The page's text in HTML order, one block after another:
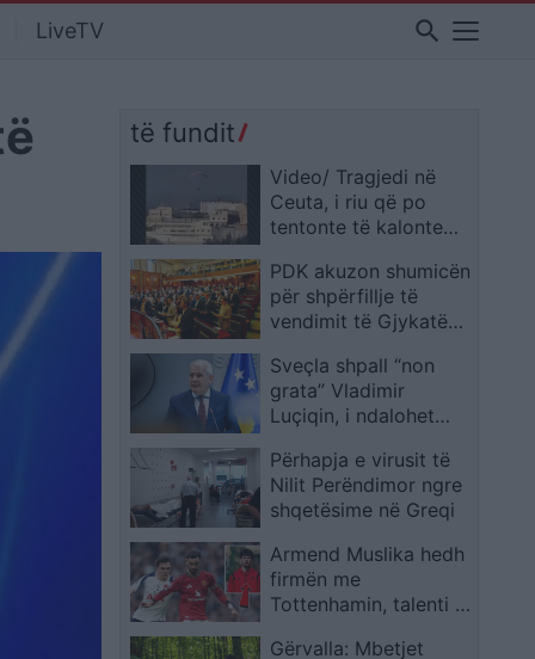
LiveTV search
të fundit
Video/ Tragjedi në
Ceuta, i riu që po
tentonte të kalonte
me parashutë bie në
det dhe vdes
PDK akuzon shumicën
për shpërfillje të
vendimit të Gjykatës
seancën e së premtes
të paligjshme
Sveçla shpall “non
grata” Vladimir
Luçiqin, i ndalohet
Kosovë
Përhapja e virusit të
Nilit Perëndimor ngre
shqetësime në Greqi
Armend Muslika hedh
firmën me
Tottenhamin, talenti i
karrierën
Gërvalla: Mbetjet